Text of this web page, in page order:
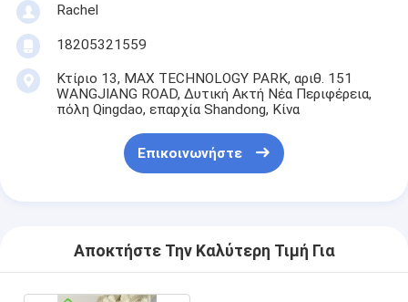
Rachel
18205321559
Κτίριο 13, MAX TECHNOLOGY PARK, αριθ. 151
WANGJIANG ROAD, Δυτική Ακτή Νέα Περιφέρεια,
πόλη Qingdao, επαρχία Shandong, Κίνα
Επικοινωνήστε
Αποκτήστε Την Καλύτερη Τιμή Για